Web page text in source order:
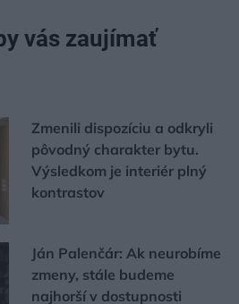
vás zaujímať
Zmenili dispozíciu a odkryli
pôvodný charakter bytu.
Výsledkom je interiér plný
kontrastov
Ján Palenčár: Ak neurobíme
zmeny, stále budeme
najhorší v dostupnosti